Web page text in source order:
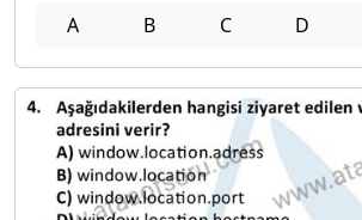
A B C D